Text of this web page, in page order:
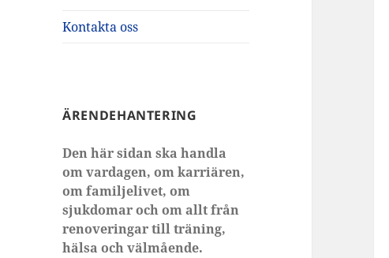
Kontakta oss
ÄRENDEHANTERING
Den här sidan ska handla
om vardagen, om karriären,
om familjelivet, om
sjukdomar och om allt från
renoveringar till träning,
hälsa och välmående.